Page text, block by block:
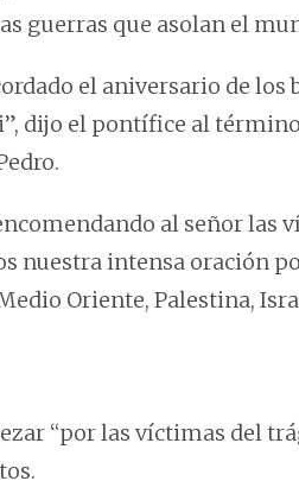
guerras que asolan el
el aniversario de
dijo el pontífice al
al señor las
nuestra intensa oración
Oriente, Palestina,
“por las víctimas del